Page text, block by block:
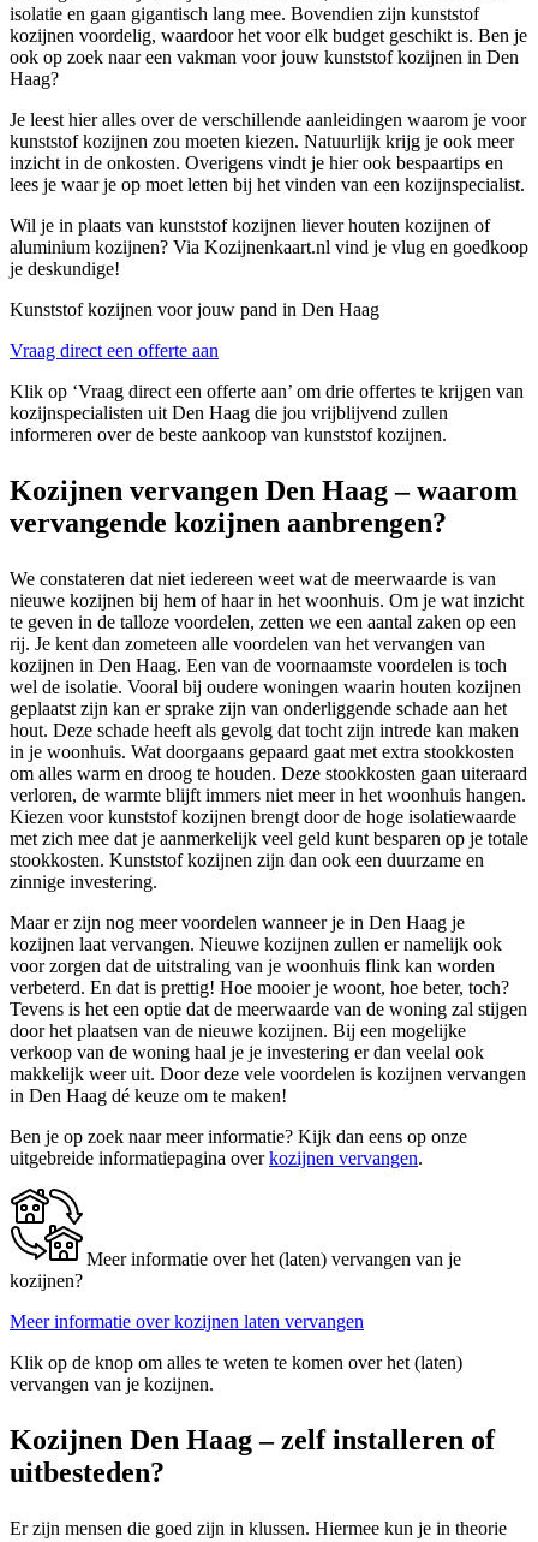
isolatie en gaan gigantisch lang mee. Bovendien zijn kunststof
kozijnen voordelig, waardoor het voor elk budget geschikt is. Ben je
ook op zoek naar een vakman voor jouw kunststof kozijnen in Den
Haag?
Je leest hier alles over de verschillende aanleidingen waarom je voor
kunststof kozijnen zou moeten kiezen. Natuurlijk krijg je ook meer
inzicht in de onkosten. Overigens vindt je hier ook bespaartips en
lees je waar je op moet letten bij het vinden van een kozijnspecialist.
Wil je in plaats van kunststof kozijnen liever houten kozijnen of
aluminium kozijnen? Via Kozijnenkaart.nl vind je vlug en goedkoop
je deskundige!
Kunststof kozijnen voor jouw pand in Den Haag
Vraag direct een offerte aan
Klik op ‘Vraag direct een offerte aan’ om drie offertes te krijgen van
kozijnspecialisten uit Den Haag die jou vrijblijvend zullen
informeren over de beste aankoop van kunststof kozijnen.
Kozijnen vervangen Den Haag – waarom
vervangende kozijnen aanbrengen?
We constateren dat niet iedereen weet wat de meerwaarde is van
nieuwe kozijnen bij hem of haar in het woonhuis. Om je wat inzicht
te geven in de talloze voordelen, zetten we een aantal zaken op een
rij. Je kent dan zometeen alle voordelen van het vervangen van
kozijnen in Den Haag. Een van de voornaamste voordelen is toch
wel de isolatie. Vooral bij oudere woningen waarin houten kozijnen
geplaatst zijn kan er sprake zijn van onderliggende schade aan het
hout. Deze schade heeft als gevolg dat tocht zijn intrede kan maken
in je woonhuis. Wat doorgaans gepaard gaat met extra stookkosten
om alles warm en droog te houden. Deze stookkosten gaan uiteraard
verloren, de warmte blijft immers niet meer in het woonhuis hangen.
Kiezen voor kunststof kozijnen brengt door de hoge isolatiewaarde
met zich mee dat je aanmerkelijk veel geld kunt besparen op je totale
stookkosten. Kunststof kozijnen zijn dan ook een duurzame en
zinnige investering.
Maar er zijn nog meer voordelen wanneer je in Den Haag je
kozijnen laat vervangen. Nieuwe kozijnen zullen er namelijk ook
voor zorgen dat de uitstraling van je woonhuis flink kan worden
verbeterd. En dat is prettig! Hoe mooier je woont, hoe beter, toch?
Tevens is het een optie dat de meerwaarde van de woning zal stijgen
door het plaatsen van de nieuwe kozijnen. Bij een mogelijke
verkoop van de woning haal je je investering er dan veelal ook
makkelijk weer uit. Door deze vele voordelen is kozijnen vervangen
in Den Haag dé keuze om te maken!
Ben je op zoek naar meer informatie? Kijk dan eens op onze
uitgebreide informatiepagina overkozijnen vervangen.
Meer informatie over het (laten) vervangen van je
kozijnen?
Meer informatie over kozijnen laten vervangen
Klik op de knop om alles te weten te komen over het (laten)
vervangen van je kozijnen.
Kozijnen Den Haag – zelf installeren of
uitbesteden?
Er zijn mensen die goed zijn in klussen. Hiermee kun je in theorie